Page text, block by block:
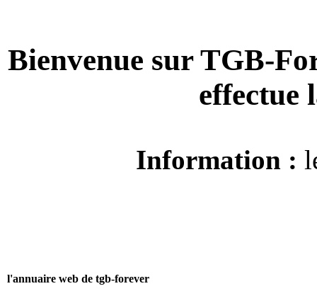
Bienvenue sur TGB-
Information :
l'annuaire web de tgb-forever